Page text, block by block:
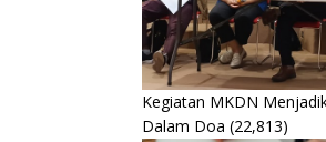
Kegiatan MKDN
Dalam Doa (22,813)